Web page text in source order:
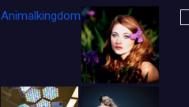
Animalkingdom_FichaCine